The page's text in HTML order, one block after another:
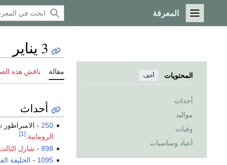
القائمة الرئيسية
المعرفة
المحتويات أخف
أحداث
مواليد
وفيات
أعياد ومناسبات
3 يناير
مقالة ناقش هذه
أحداث
250 - الامبراطور
الرومانية.
[1]
898
- شارل الثالث
1095
- الخليفة